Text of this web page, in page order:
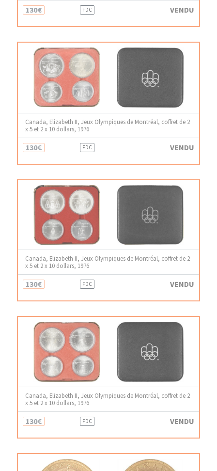
130€ FDC VENDU
Canada, Elizabeth II, Jeux Olympiques de Montréal, coffret de 2
x 5 et 2 x 10 dollars, 1976
130€ FDC VENDU
Canada, Elizabeth II, Jeux Olympiques de Montréal, coffret de 2
x 5 et 2 x 10 dollars, 1976
130€ FDC VENDU
Canada, Elizabeth II, Jeux Olympiques de Montréal, coffret de 2
x 5 et 2 x 10 dollars, 1976
130€ FDC VENDU